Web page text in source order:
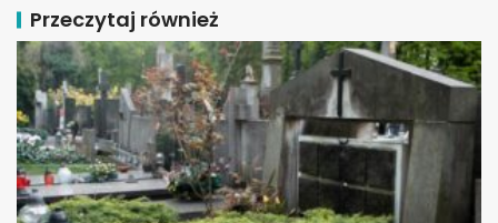
Przeczytaj również